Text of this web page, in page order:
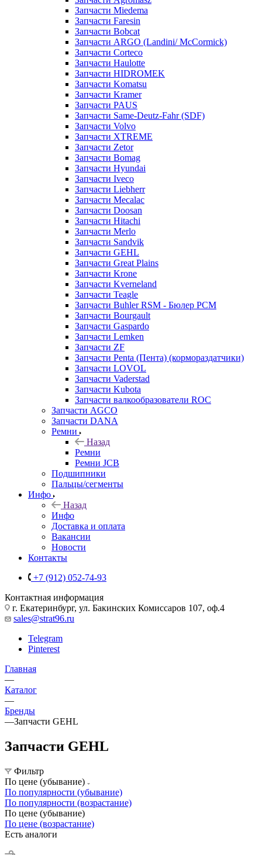
Запчасти Miedema
Запчасти Faresin
Запчасти Bobcat
Запчасти ARGO (Landini/ McCormick)
Запчасти Corteco
Запчасти Haulotte
Запчасти HIDROMEK
Запчасти Komatsu
Запчасти Kramer
Запчасти PAUS
Запчасти Same-Deutz-Fahr (SDF)
Запчасти Volvo
Запчасти XTREME
Запчасти Zetor
Запчасти Bomag
Запчасти Hyundai
Запчасти Iveco
Запчасти Liebherr
Запчасти Mecalac
Запчасти Doosan
Запчасти Hitachi
Запчасти Merlo
Запчасти Sandvik
Запчасти GEHL
Запчасти Great Plains
Запчасти Krone
Запчасти Kverneland
Запчасти Teagle
Запчасти Buhler RSM - Бюлер РСМ
Запчасти Bourgault
Запчасти Gaspardo
Запчасти Lemken
Запчасти ZF
Запчасти Penta (Пента) (кормораздатчики)
Запчасти LOVOL
Запчасти Vaderstad
Запчасти Kubota
Запчасти валкообразователи ROC
Запчасти AGCO
Запчасти DANA
Ремни
Назад
Ремни
Ремни JCB
Подшипники
Пальцы/сегменты
Инфо
Назад
Инфо
Доставка и оплата
Вакансии
Новости
Контакты
+7 (912) 052-74-93
Контактная информация
г. Екатеринбург, ул. Бакинских Комиссаров 107, оф.4
sales@strat96.ru
Telegram
Pinterest
Главная
—
Каталог
—
Бренды
—Запчасти GEHL
Запчасти GEHL
Фильтр
По цене (убывание)
По популярности (убывание)
По популярности (возрастание)
По цене (убывание)
По цене (возрастание)
Есть аналоги